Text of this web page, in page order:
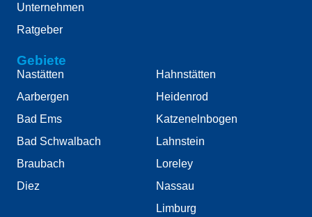
Unternehmen
Ratgeber
Gebiete
Nastätten
Aarbergen
Bad Ems
Bad Schwalbach
Braubach
Diez
Hahnstätten
Heidenrod
Katzenelnbogen
Lahnstein
Loreley
Nassau
Limburg